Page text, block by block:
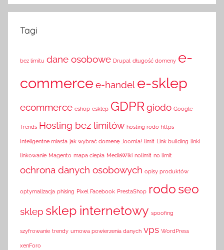
Tagi
bez limitu dane osobowe Drupal długość domeny e-
commercee-handel e-sklep
ecommerce eshop esklep GDPRgiodo Google
Trends Hosting bez limitów hosting rodo https
Inteligentne miasta jak wybrać domenę Joomla! limit Link building linki
linkowanie Magento mapa ciepła MediaWiki nolimit no limit
ochrona danych osobowych opisy produktów
optymalizacja phising Pixel Facebook PrestaShop rodo seo
sklep sklep internetowy spoofing
szyfrowanie trendy umowa powierzenia danych vps WordPress
xenForo